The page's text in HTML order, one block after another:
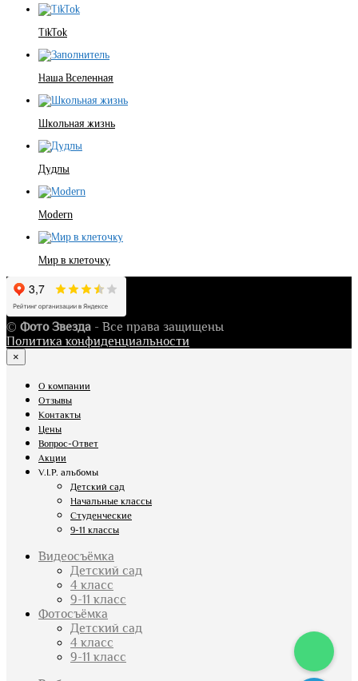
TikTok
Наша Вселенная
Школьная жизнь
Дудлы
Modern
Мир в клеточку
© Фото Звезда - Все права защищены
Политика конфиденциальности
×
О компании
Отзывы
Контакты
Цены
Вопрос-Ответ
Акции
V.I.P. альбомы
Детский сад
Начальные классы
Студенческие
9-11 классы
Видеосъёмка
Детский сад
4 класс
9-11 класс
Фотосъёмка
Детский сад
4 класс
9-11 класс